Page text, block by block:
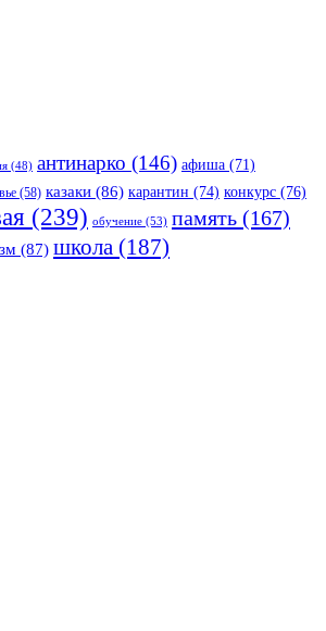
(48) антинарко (146) афиша (71)
(58) казаки (86) карантин (74) конкурс (76)
(239) обучение (53) память (167)
(87) школа (187)